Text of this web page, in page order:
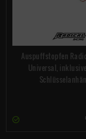
Auspuffstopfen
Universal,